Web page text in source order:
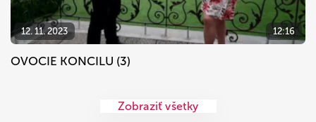
12. 11. 2023 12:16
OVOCIE KONCILU (3)
Zobraziť všetky